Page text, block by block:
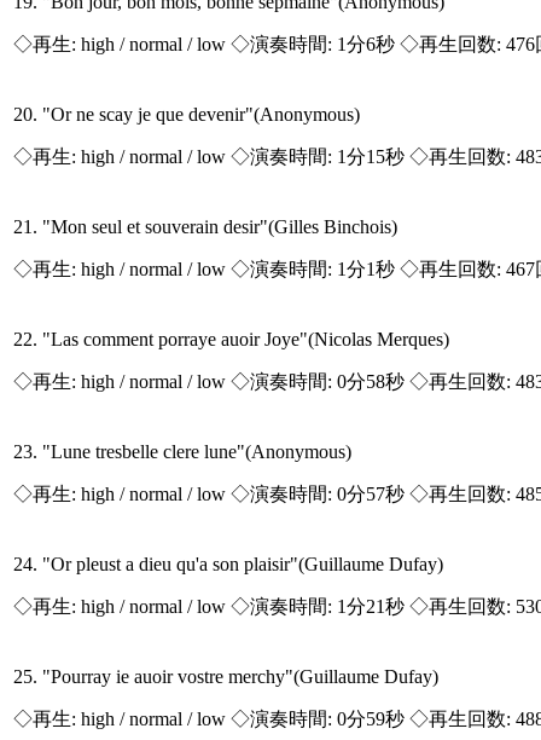
◇再生: high / normal / low ◇演奏時間: 1分6秒 ◇再生回数:
20. "Or ne scay je que devenir"(Anonymous)
◇再生: high / normal / low ◇演奏時間: 1分15秒 ◇再生回数:
21. "Mon seul et souverain desir"(Gilles Binchois)
◇再生: high / normal / low ◇演奏時間: 1分1秒 ◇再生回数:
22. "Las comment porraye auoir Joye"(Nicolas Merques)
◇再生: high / normal / low ◇演奏時間: 0分58秒 ◇再生回数:
23. "Lune tresbelle clere lune"(Anonymous)
◇再生: high / normal / low ◇演奏時間: 0分57秒 ◇再生回数:
24. "Or pleust a dieu qu'a son plaisir"(Guillaume Dufay)
◇再生: high / normal / low ◇演奏時間: 1分21秒 ◇再生回数:
25. "Pourray ie auoir vostre merchy"(Guillaume Dufay)
◇再生: high / normal / low ◇演奏時間: 0分59秒 ◇再生回数: